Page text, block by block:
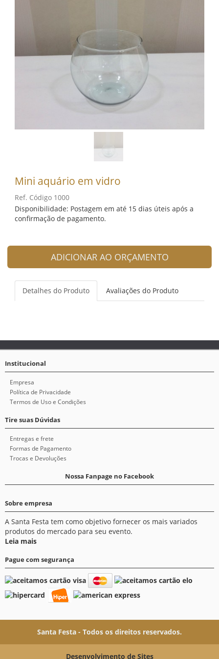
Mini aquário em vidro
Ref. Código 1000
Disponibilidade: Postagem em até 15 dias úteis após a
confirmação de pagamento.
ADICIONAR AO ORÇAMENTO
Detalhes do Produto Avaliações do Produto
Institucional
Empresa
Política de Privacidade
Termos de Uso e Condições
Tire suas Dúvidas
Entregas e frete
Formas de Pagamento
Trocas e Devoluções
Nossa Fanpage no Facebook
Sobre empresa
A Santa Festa tem como objetivo fornecer os mais variados
produtos do mercado para seu evento.
Leia mais
Pague com segurança
Santa Festa - Todos os direitos reservados.
Desenvolvimento de Sites